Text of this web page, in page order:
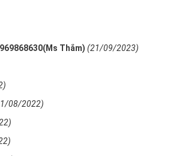
Thắm) (21/09/2023)
08/2022)